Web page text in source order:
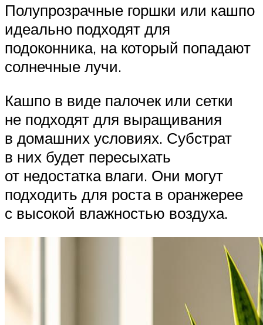
Полупрозрачные горшки или кашпо
идеально подходят для
подоконника, на который попадают
солнечные лучи.
Кашпо в виде палочек или сетки
не подходят для выращивания
в домашних условиях. Субстрат
в них будет пересыхать
от недостатка влаги. Они могут
подходить для роста в оранжерее
с высокой влажностью воздуха.